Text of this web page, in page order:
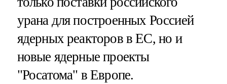
урана для построенных Россией
ядерных реакторов в ЕС, но и
новые ядерные проекты
"Росатома" в Европе.